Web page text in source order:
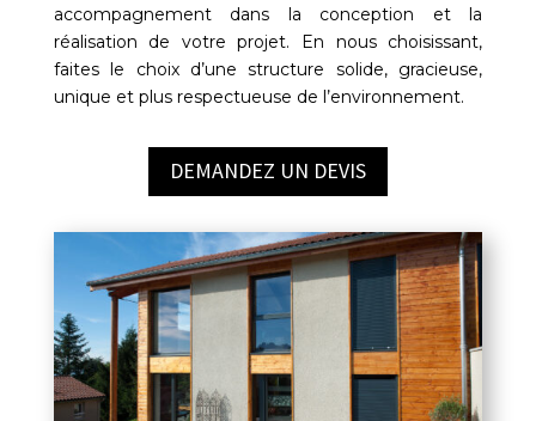
accompagnement dans la conception et la
réalisation de votre projet. En nous choisissant,
faites le choix d’une structure solide, gracieuse,
unique et plus respectueuse de l’environnement.
DEMANDEZ UN DEVIS